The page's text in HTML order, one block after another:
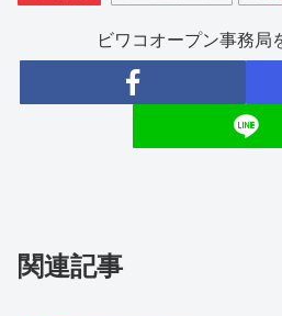
ビワコオープン事務局
関連記事